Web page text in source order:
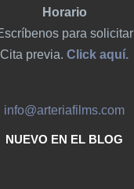
Horario
para solicitar
Cita previa. Click aquí.
info@arteriafilms.com
NUEVO EN EL BLOG